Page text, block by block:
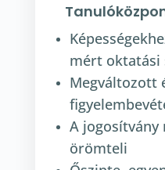
mért oktatási
Megváltozott
A jogosítvány
örömteli